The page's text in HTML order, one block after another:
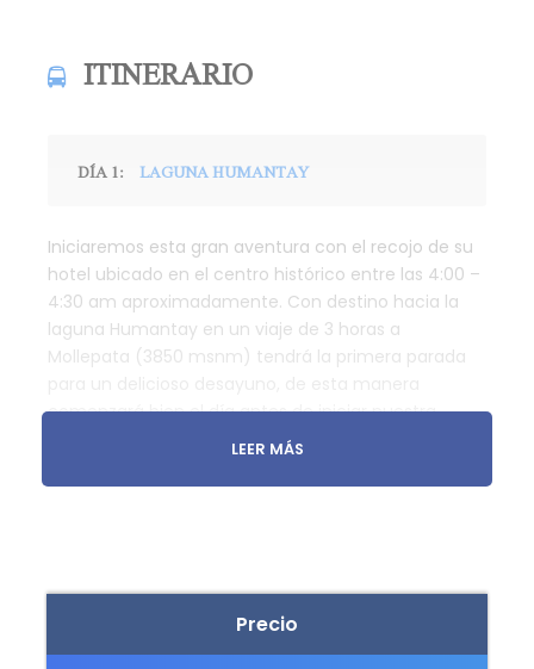
Precio
ITINERARIO
DÍA 1: LAGUNA HUMANTAY
Iniciaremos esta gran aventura con el recojo de su
hotel ubicado en el centro histórico entre las 4:00 –
4:30 am aproximadamente. Con destino hacia la
laguna Humantay en un viaje de 3 horas a
Mollepata (3850 msnm) tendrá la primera parada
comenzará bien el día antes de iniciar nuestra
caminata. Después de media hora de llegar a
hacia la laguna de Humantay (4200 msnm), con
En una caminata de una hora y media hasta la
cima de la laguna con una dificultad de baja a
moderada, por el cual valdrá la pena el recorrido
LEER MÁS